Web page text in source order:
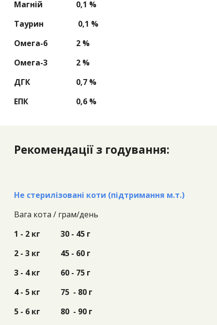
Магній
0,1 %
Таурин
0,1 %
Омега-6
2 %
Омега-3
2 %
ДГК
0,7 %
ЕПК
0,6 %
Рекомендації з годування:
Не стерилізовані коти (підтримання м.т.)
Вага кота / грам/день
1 - 2 кг
30 - 45 г
2 - 3 кг
45 - 60 г
3 - 4 кг
60 - 75 г
4 - 5 кг
75 - 80 г
5 - 6 кг
80 - 90 г